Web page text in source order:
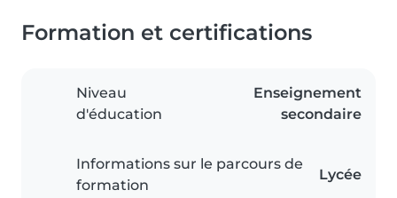
Formation et certifications
Niveau
d'éducation
Enseignement
secondaire
Informations sur le parcours de
formation
Lycée